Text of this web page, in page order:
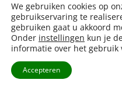
We gebruiken cookies op
gebruikservaring te
gebruiken gaat u akkoord
Onder instellingen kun je
informatie over het gebruik
Accepteren